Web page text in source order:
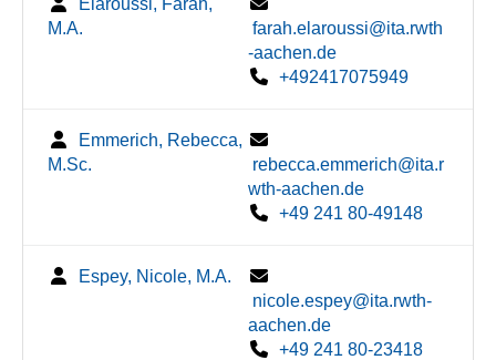
Elaroussi, Farah,
M.A.
farah.elaroussi@ita.rwth
-aachen.de
+492417075949
Emmerich, Rebecca,
M.Sc.
rebecca.emmerich@ita.r
wth-aachen.de
+49 241 80-49148
Espey, Nicole, M.A.
nicole.espey@ita.rwth-
aachen.de
+49 241 80-23418